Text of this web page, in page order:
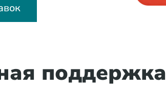
поддержка